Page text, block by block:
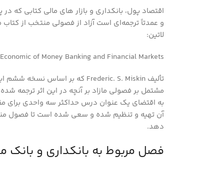
اقتصاد پول، بانكداري و بازار هاي مالي کتابي که
و عمدتاً ترجمه‌اي است آزاد از فصولي منتخب از کتاب
لاتين:
of Money Banking and Financial Markets
مشتمل بر فصولي مازاد بر آنچه در اين اثر ترجمه
به اقتضاي يک عنوان درس حداکثر سه واحدي
آن تهيه و تنظيم شده و سعي شده است تا فصول
دهد.
فصل مربوط به بانکداري و بانک